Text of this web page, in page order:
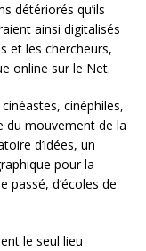
détériorés qu’ils
ainsi digitalisés
et les chercheurs,
online sur le Net.
cinéphiles,
du mouvement de la
d’idées, un
pour la
passé, d’écoles de
le seul lieu